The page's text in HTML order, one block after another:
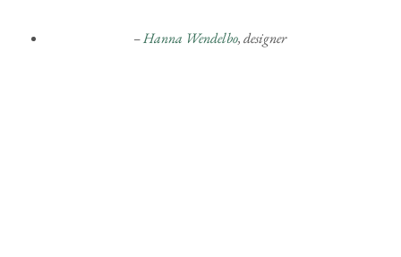
–Hanna Wendelbo, designer